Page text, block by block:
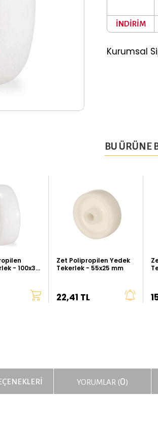
İNDİRİM
Kurumsal
BU ÜRÜNE
- 100x35
Zet Polipropilen Yedek
Tekerlek - 55x25 mm
22,41 TL
YORUMLAR (0)